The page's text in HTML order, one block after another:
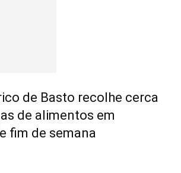
de Basto recolhe cerca
de alimentos em
fim de semana